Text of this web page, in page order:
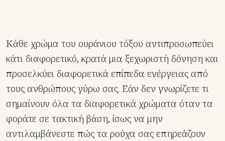
Κάθε χρώμα του ουράνιου τόξου αντιπροσωπεύει
κάτι διαφορετικό, κρατά μια ξεχωριστή δόνηση και
προσελκύει διαφορετικά επίπεδα ενέργειας από
τους ανθρώπους γύρω σας. Εάν δεν γνωρίζετε τι
σημαίνουν όλα τα διαφορετικά χρώματα όταν τα
φοράτε σε τακτική βάση, ίσως να μην
αντιλαμβάνεστε πώς τα ρούχα σας επηρεάζουν